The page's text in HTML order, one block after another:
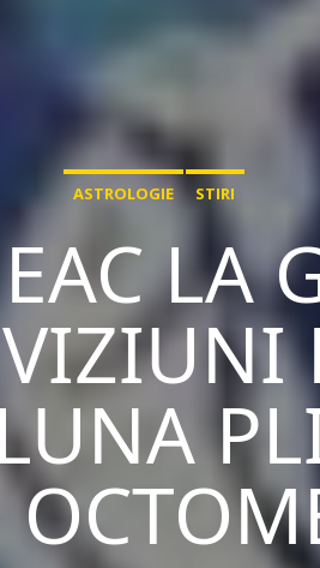
ASTROLOGIE STIRI
LA